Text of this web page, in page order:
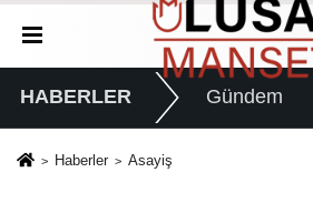
HABERLER Gündem
Haberler Asayiş